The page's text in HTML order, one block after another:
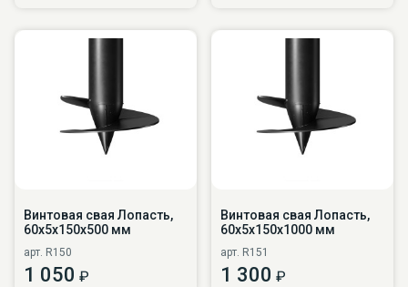
Винтовая свая Лопасть,
60х5х150х500 мм
арт. R150
1 050 ₽
Винтовая свая Лопасть,
60х5х150х1000 мм
арт. R151
1 300 ₽